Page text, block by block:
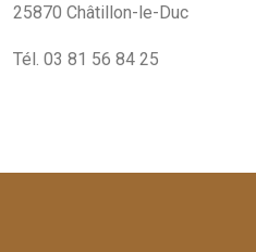
25870 Châtillon-le-Duc
Tél. 03 81 56 84 25